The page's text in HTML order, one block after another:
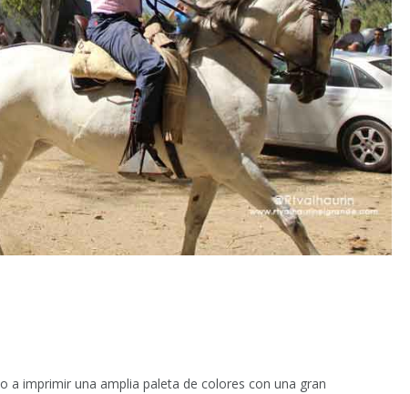
a imprimir una amplia paleta de colores con una gran